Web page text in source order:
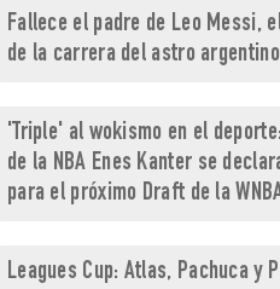
Fallece el padre de Leo Messi,
de la carrera del astro
'Triple' al wokismo en el
de la NBA Enes Kanter se
para el próximo Draft de la
Leagues Cup: Atlas, Pachuca y